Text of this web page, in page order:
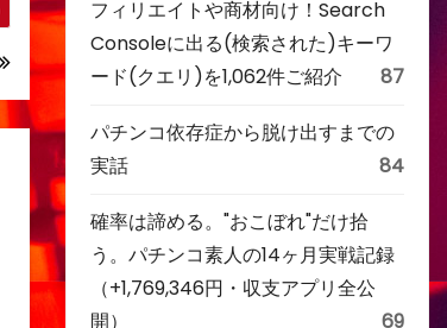
フィリエイトや商材向け！Search
Consoleに出る(検索された)キーワ
ード(クエリ)を1,062件ご紹介
87
パチンコ依存症から脱け出すまでの
実話
84
確率は諦める。"おこぼれ"だけ拾
う。パチンコ素人の14ヶ月実戦記録
（+1,769,346円・収支アプリ全公
開）
69